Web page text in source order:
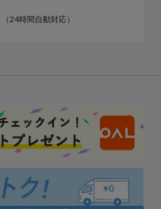
（24時間自動対応）